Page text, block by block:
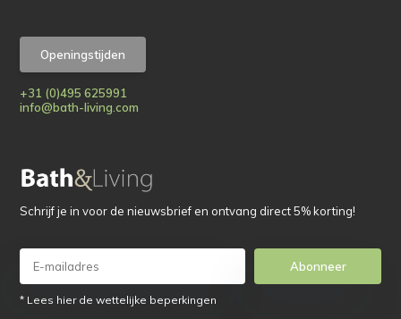
Openingstijden
+31 (0)495 625991
info@bath-living.com
Schrijf je in voor de nieuwsbrief en ontvang direct 5% korting!
Abonneer
* Lees hier de wettelijke beperkingen